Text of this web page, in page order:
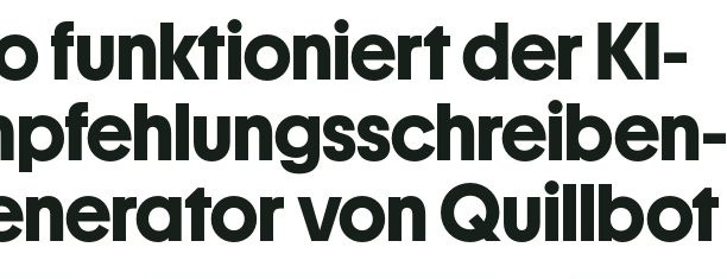
funktioniert der KI-
von Quillbot